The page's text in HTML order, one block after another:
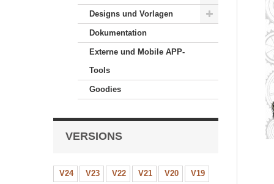
Designs und Vorlagen
Dokumentation
Externe und Mobile APP-
Tools
Goodies
VERSIONS
V24 V23 V22 V21 V20
V19